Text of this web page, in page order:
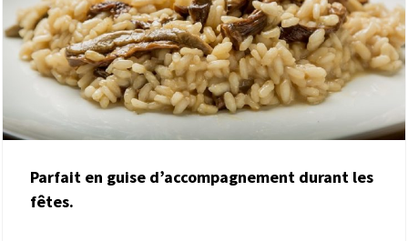
Parfait en guise d’accompagnement durant les
fêtes.